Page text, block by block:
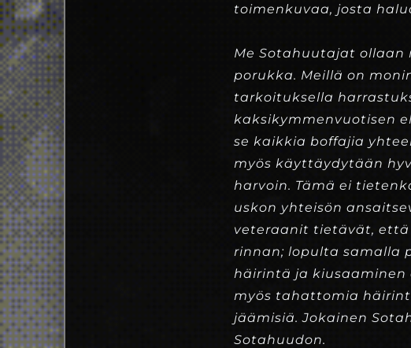
toimenkuvaa, josta
Me Sotahuutajat ollaan
porukka. Meillä on
tarkoituksella
kaksikymmenvuotisen
se kaikkia boffajia
myös käyttäydytään
harvoin. Tämä ei
uskon yhteisön
veteraanit tietävät,
rinnan; lopulta samalla
häirintä ja kiusaaminen
myös tahattomia
jäämisiä. Jokainen
Sotahuudon.